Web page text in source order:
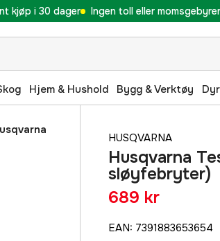
kjøp i 30 dager Ingen toll eller momsgebyrer
Hjem & Hushold Bygg & Verktøy
HUSQVARNA
Husqvarna
sløyfebryter)
689 kr
EAN: 7391883653654